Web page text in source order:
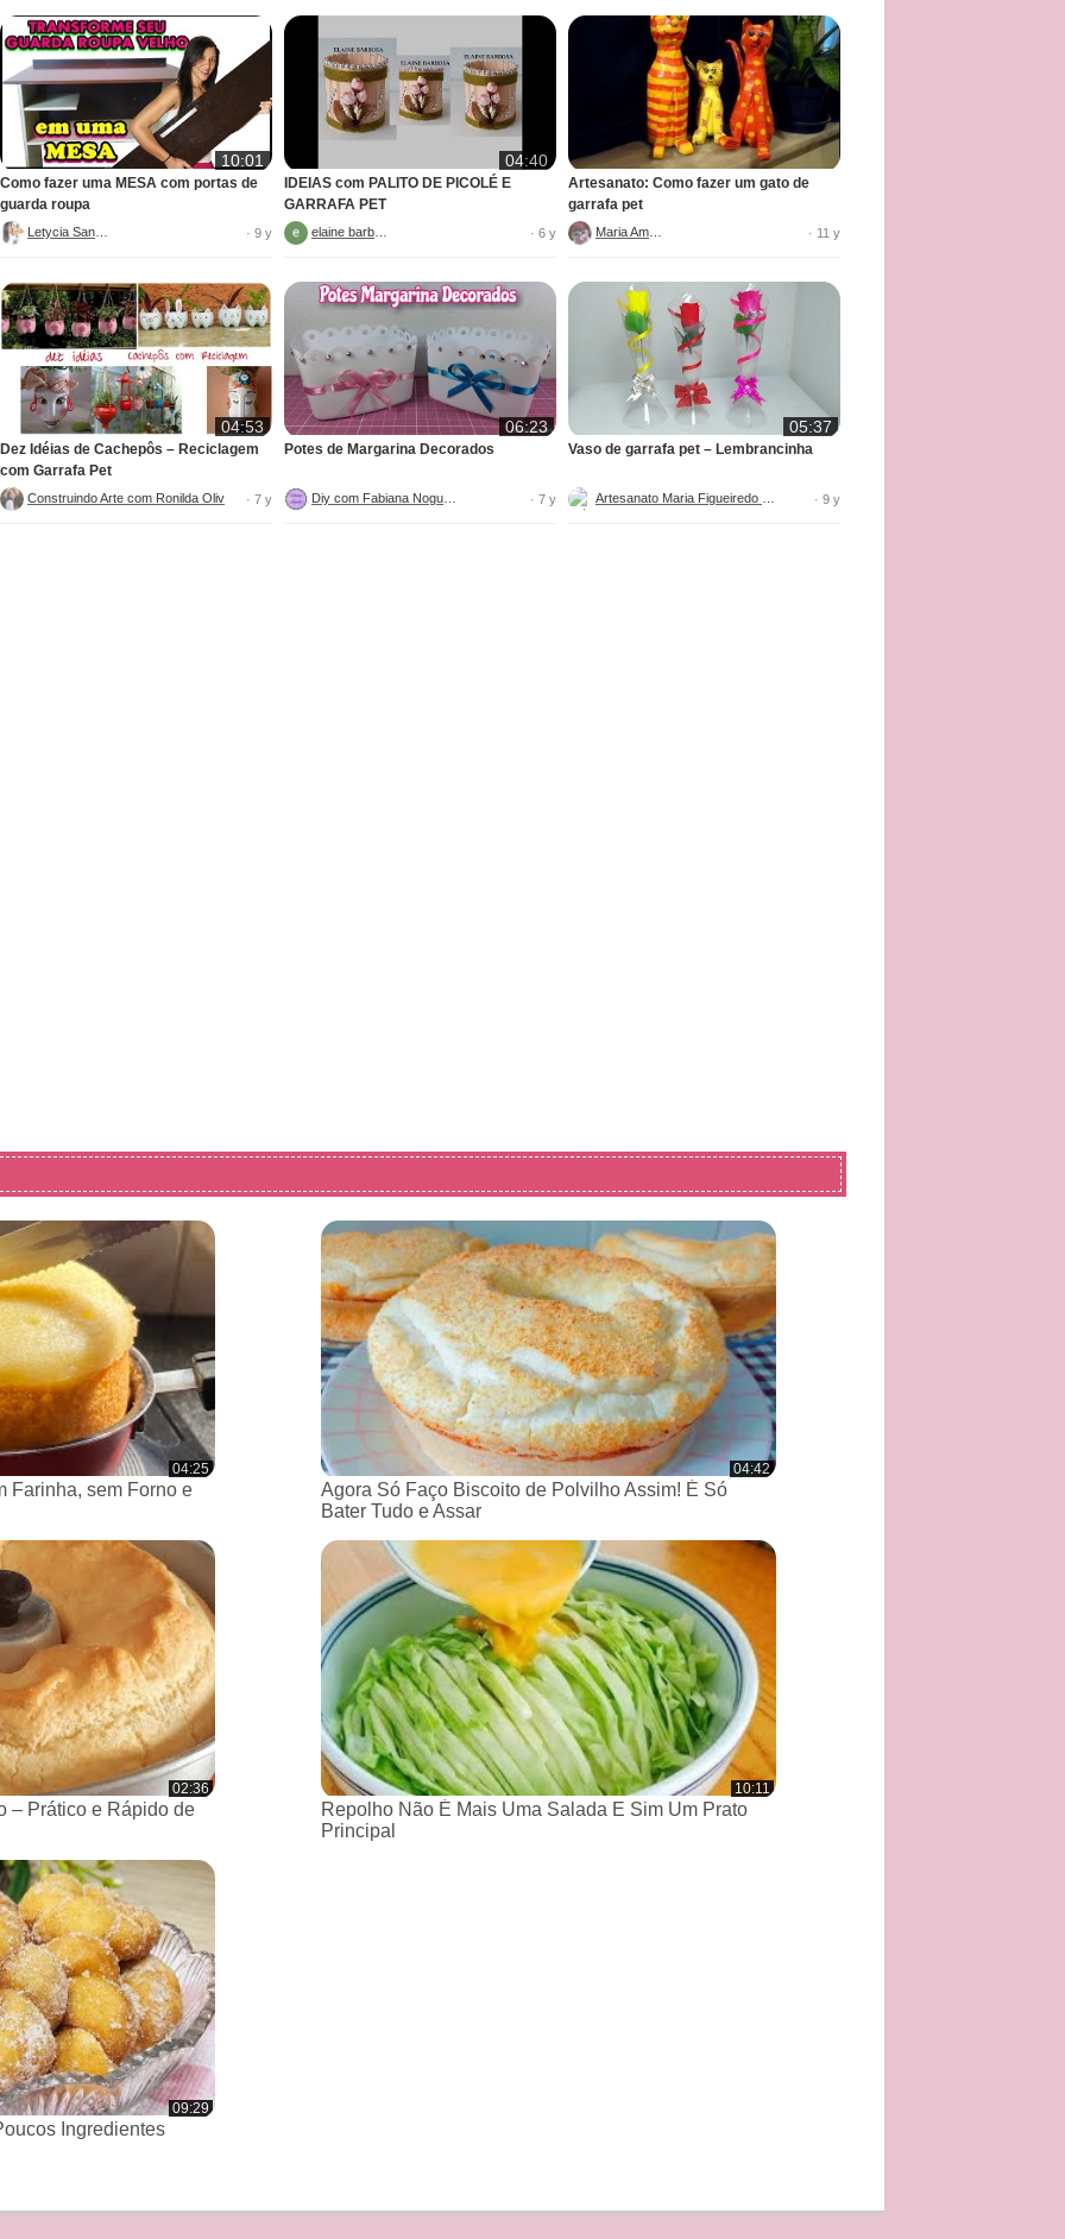
10:01
Como fazer uma MESA com portas de
guarda roupa
· 9 y
04:40
IDEIAS com PALITO DE PICOLÉ E
GARRAFA PET
· 6 y
Artesanato: Como fazer um gato de
garrafa pet
· 11 y
TUDOPLANTA ARTESANATO COM CIMENTO
04:53
Dez Idéias de Cachepôs – Reciclagem
com Garrafa Pet
· 7 y
06:23
Potes de Margarina Decorados
· 7 y
05:37
Vaso de garrafa pet – Lembrancinha
· 9 y
04:25
Farinha, sem Forno e
04:42
Agora Só Faço Biscoito de Polvilho Assim! É Só
Bater Tudo e Assar
02:36
– Prático e Rápido de
10:11
Repolho Não É Mais Uma Salada E Sim Um Prato
Principal
09:29
Ingredientes